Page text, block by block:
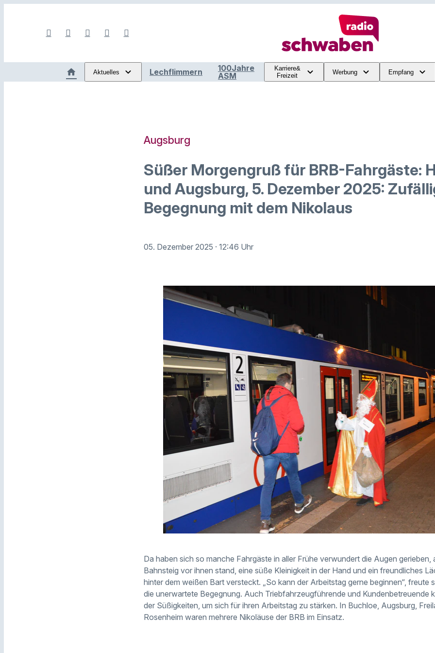
Aktuelles Lechflimmern
100Jahre
ASM
Karriere&
Freizeit
Werbung Empfang
Augsburg
Süßer Morgengruß für BRB-Fahrgäste:
und Augsburg, 5. Dezember 2025:
Begegnung mit dem Nikolaus
05. Dezember 2025 · 12:46 Uhr
Da haben sich so manche Fahrgäste in aller Frühe verwundert die Augen gerieben,
Bahnsteig vor ihnen stand, eine süße Kleinigkeit in der Hand und ein freundliches
hinter dem weißen Bart versteckt. „So kann der Arbeitstag gerne beginnen“, freute
die unerwartete Begegnung. Auch Triebfahrzeugführende und Kundenbetreuende
der Süßigkeiten, um sich für ihren Arbeitstag zu stärken. In Buchloe, Augsburg,
Rosenheim waren mehrere Nikoläuse der BRB im Einsatz.